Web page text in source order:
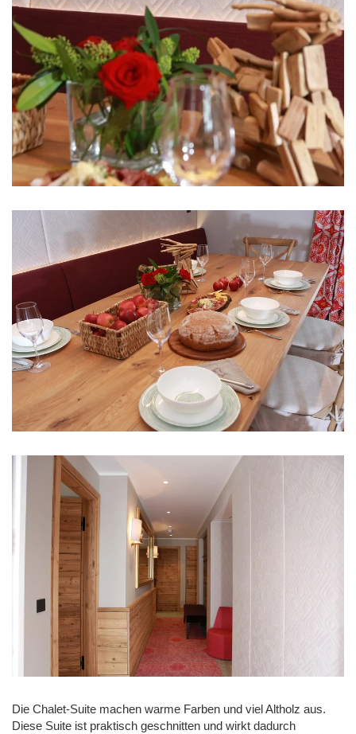
Die Chalet-Suite machen warme Farben und viel Altholz aus.
Diese Suite ist praktisch geschnitten und wirkt dadurch